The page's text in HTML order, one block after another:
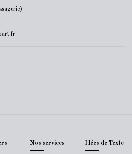
Nos services Idées de Texte